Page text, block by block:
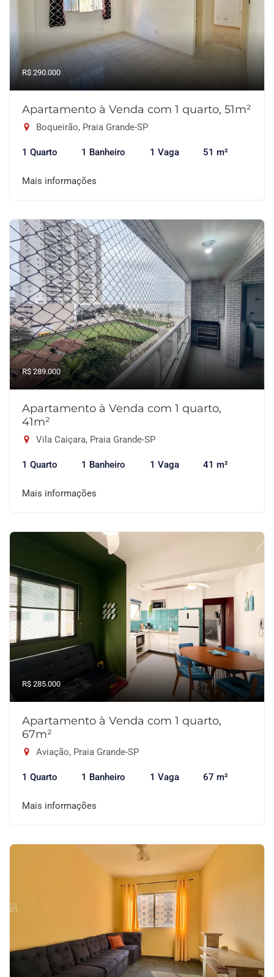
R$ 290.000
Apartamento à Venda com 1 quarto, 51m²
Boqueirão, Praia Grande-SP
1 Quarto 1 Banheiro 1 Vaga 51 m²
Mais informações
R$ 289.000
Apartamento à Venda com 1 quarto,
41m²
Vila Caiçara, Praia Grande-SP
1 Quarto 1 Banheiro 1 Vaga 41 m²
Mais informações
R$ 285.000
Apartamento à Venda com 1 quarto,
67m²
Aviação, Praia Grande-SP
1 Quarto 1 Banheiro 1 Vaga 67 m²
Mais informações